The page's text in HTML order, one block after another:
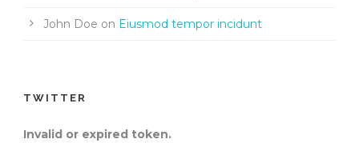
John Doe on Eiusmod tempor incidunt
TWITTER
Invalid or expired token.